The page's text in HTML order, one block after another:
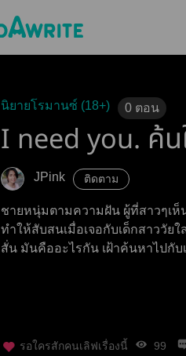
นิยายโรมานซ์ (18+) 0 ตอน
I need you. ค้น
JPink ติดตาม
ชายหนุ่มตามความฝัน ผู้ที่สาวๆเห็
ทำให้สับสนเมื่อเจอกับเด็กสาววัย
สั่น มันคืออะไรกัน เฝ้าค้นหาไปกับ
รอใครสักคนเลิฟเรื่องนี้ 99